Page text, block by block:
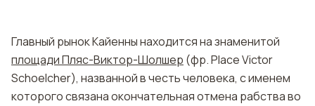
Главный рынок Кайенны находится на знаменитой
площади Пляс-Виктор-Шолшер (фр. Place Victor
Schoelcher), названной в честь человека, с именем
которого связана окончательная отмена рабства во